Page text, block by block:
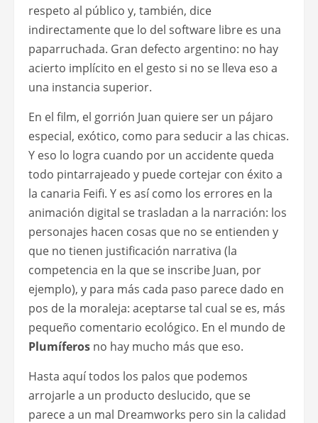
respeto al público y, también, dice
indirectamente que lo del software libre es una
paparruchada. Gran defecto argentino: no hay
acierto implícito en el gesto si no se lleva eso a
una instancia superior.
En el film, el gorrión Juan quiere ser un pájaro
especial, exótico, como para seducir a las chicas.
Y eso lo logra cuando por un accidente queda
todo pintarrajeado y puede cortejar con éxito a
la canaria Feifi. Y es así como los errores en la
animación digital se trasladan a la narración: los
personajes hacen cosas que no se entienden y
que no tienen justificación narrativa (la
competencia en la que se inscribe Juan, por
ejemplo), y para más cada paso parece dado en
pos de la moraleja: aceptarse tal cual se es, más
pequeño comentario ecológico. En el mundo de
Plumíferos no hay mucho más que eso.
Hasta aquí todos los palos que podemos
arrojarle a un producto deslucido, que se
parece a un mal Dreamworks pero sin la calidad